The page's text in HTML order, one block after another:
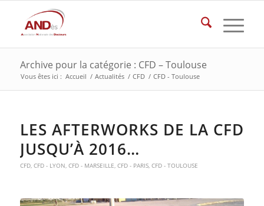
Archive pour la catégorie : CFD – Toulouse
Vous êtes ici : Accueil / Actualités / CFD / CFD - Toulouse
LES AFTERWORKS DE LA CFD
JUSQU’À 2016…
CFD, CFD - LYON, CFD - MARSEILLE, CFD - PARIS, CFD - TOULOUSE